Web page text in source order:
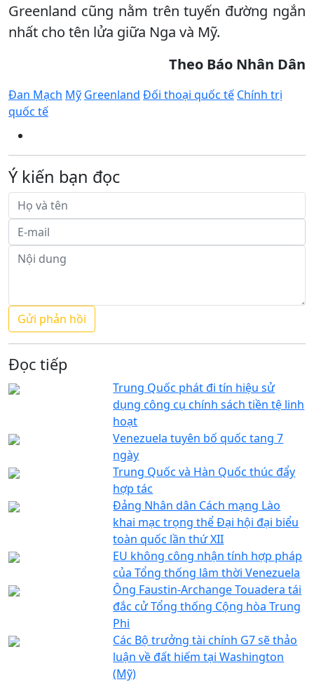
Greenland cũng nằm trên tuyến đường ngắn
nhất cho tên lửa giữa Nga và Mỹ.
Theo Báo Nhân Dân
Đan Mạch Mỹ Greenland Đối thoại quốc tế Chính trị
quốc tế
Ý kiến bạn đọc
Đọc tiếp
Trung Quốc phát đi tín hiệu sử
dụng công cụ chính sách tiền tệ linh
hoạt
Venezuela tuyên bố quốc tang 7
ngày
Trung Quốc và Hàn Quốc thúc đẩy
hợp tác
Đảng Nhân dân Cách mạng Lào
khai mạc trọng thể Đại hội đại biểu
toàn quốc lần thứ XII
EU không công nhận tính hợp pháp
của Tổng thống lâm thời Venezuela
Ông Faustin-Archange Touadera tái
đắc cử Tổng thống Cộng hòa Trung
Phi
Các Bộ trưởng tài chính G7 sẽ thảo
luận về đất hiếm tại Washington
(Mỹ)